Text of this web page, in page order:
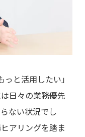
と活用したい」
日々の業務優先
ない状況でし
アリングを踏ま